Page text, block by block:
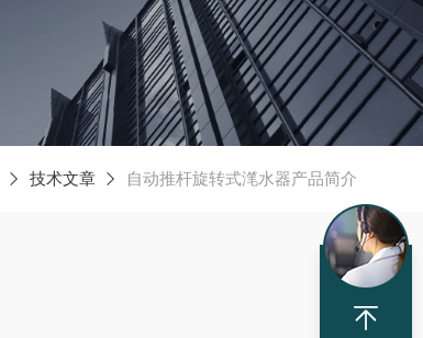
技术文章 自动推杆旋转式滗水器产品简介